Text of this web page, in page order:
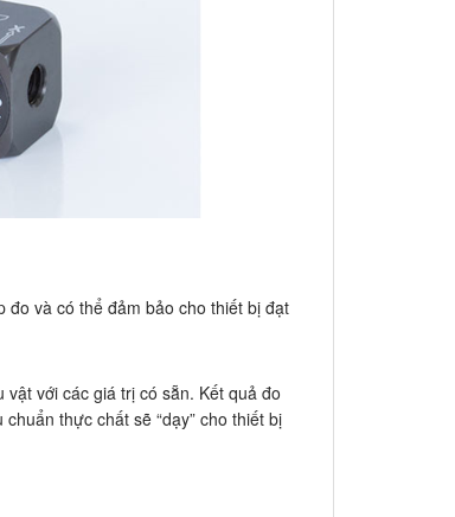
và có thể đảm bảo cho thiết bị đạt
với các giá trị có sẵn. Kết quả đo
thực chất sẽ “dạy” cho thiết bị